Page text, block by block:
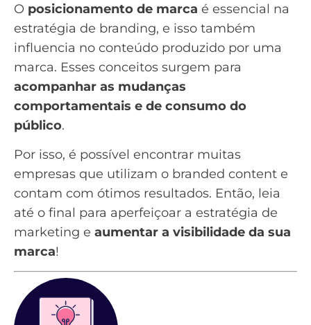
O posicionamento de marca é essencial na
estratégia de branding, e isso também
influencia no conteúdo produzido por uma
marca. Esses conceitos surgem para
acompanhar as mudanças
comportamentais e de consumo do
público.
Por isso, é possível encontrar muitas
empresas que utilizam o branded content e
contam com ótimos resultados. Então, leia
até o final para aperfeiçoar a estratégia de
marketing e aumentar a visibilidade da sua
marca!